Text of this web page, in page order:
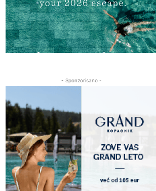
- Sponzorisano -